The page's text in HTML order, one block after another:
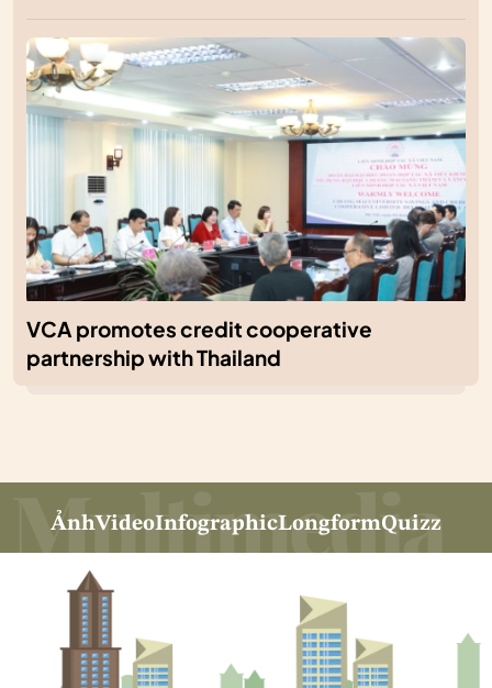
VCA promotes credit cooperative
partnership with Thailand
ẢnhVideoInfographicLongformQuizz